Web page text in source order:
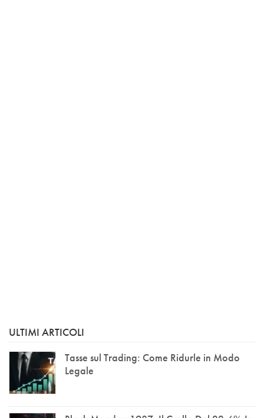
ULTIMI ARTICOLI
Tasse sul Trading: Come Ridurle in Modo
Legale